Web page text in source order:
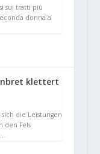
sui tratti più
donna a
klettert
die Leistungen
den Fels